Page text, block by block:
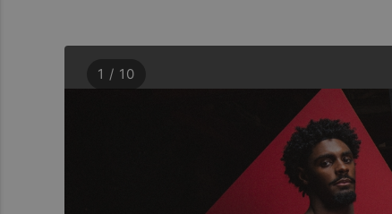
1 / 10